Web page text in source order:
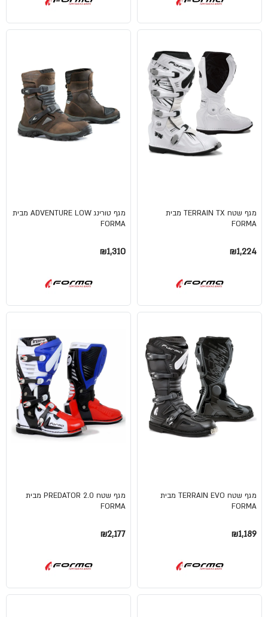
מגף שטח TERRAIN TX מבית
FORMA
₪1,224
מגף טורינג ADVENTURE LOW מבית
FORMA
₪1,310
מגף שטח TERRAIN EVO מבית
FORMA
₪1,189
מגף שטח PREDATOR 2.0 מבית
FORMA
₪2,177